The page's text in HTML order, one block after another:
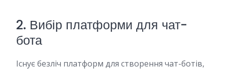
2. Вибір платформи для чат-
бота
Існує безліч платформ для створення чат-ботів,